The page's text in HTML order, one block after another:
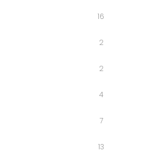
16
2
2
4
7
13